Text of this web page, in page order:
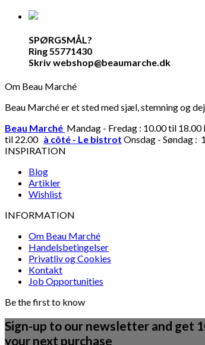
SPØRGSMÅL?
Ring 55771430
Skriv webshop@beaumarche.dk
Om Beau Marché
Beau Marché er et sted med sjæl, stemning og
Beau Marché Mandag - Fredag : 10.00 til
til 22.00 à côté - Le bistrot Onsdag - Søndag :
INSPIRATION
Blog
Artikler
Wishlist
INFORMATION
Om Beau Marché
Handelsbetingelser
Privatliv og Cookies
Kontakt
Job Opportunities
Be the first to know
Sign-up to our newsletter and get
your next purchase